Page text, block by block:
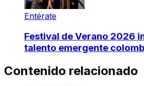
Entérate
Festival de Verano 2026
talento emergente
Contenido relacionado